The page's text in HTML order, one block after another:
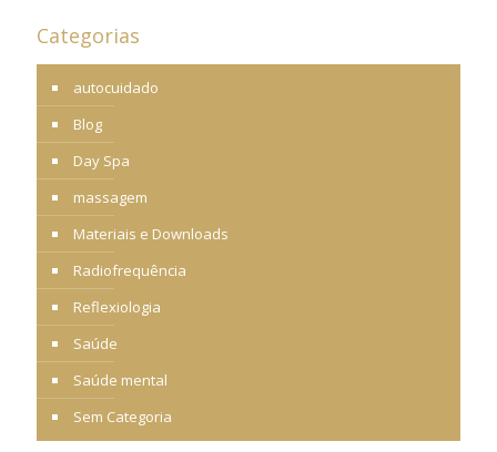
Categorias
autocuidado
Blog
Day Spa
massagem
Materiais e Downloads
Radiofrequência
Reflexiologia
Saúde
Saúde mental
Sem Categoria